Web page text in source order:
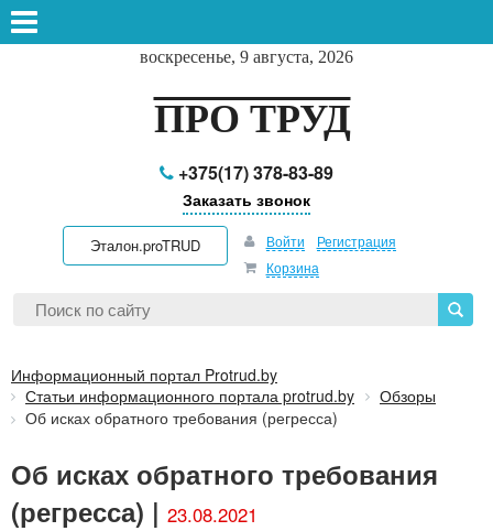
воскресенье, 9 августа, 2026
ПРО ТРУД
+375(17) 378-83-89
Заказать звонок
Эталон.proTRUD Войти
Регистрация
Корзина
Информационный портал Protrud.by
Статьи информационного портала protrud.by
Обзоры
Об исках обратного требования (регресса)
Об исках обратного требования
(регресса) | 23.08.2021